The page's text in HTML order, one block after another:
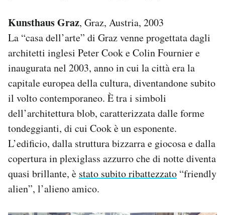
Kunsthaus Graz, Graz, Austria, 2003
La “casa dell’arte” di Graz venne progettata dagli
architetti inglesi Peter Cook e Colin Fournier e
inaugurata nel 2003, anno in cui la città era la
capitale europea della cultura, diventandone subito
il volto contemporaneo. È tra i simboli
dell’architettura blob, caratterizzata dalle forme
tondeggianti, di cui Cook è un esponente.
L’edificio, dalla struttura bizzarra e giocosa e dalla
copertura in plexiglass azzurro che di notte diventa
quasi brillante, è stato subito ribattezzato “friendly
alien”, l’alieno amico.